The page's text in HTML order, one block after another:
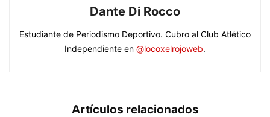
Dante Di Rocco
Estudiante de Periodismo Deportivo. Cubro al Club Atlético
Independiente en @locoxelrojoweb.
Artículos relacionados